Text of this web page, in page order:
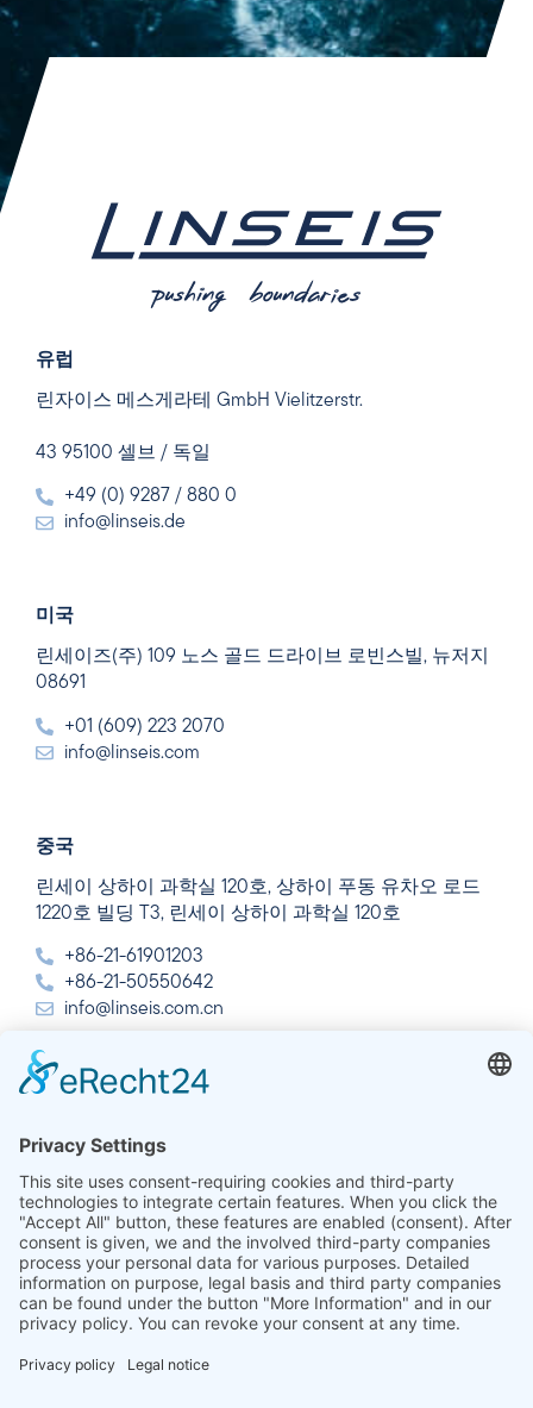
유럽
린자이스 메스게라테 GmbH Vielitzerstr.
43 95100 셀브 / 독일
+49 (0) 9287 / 880 0
info@linseis.de
미국
린세이즈(주) 109 노스 골드 드라이브 로빈스빌, 뉴저지
08691
+01 (609) 223 2070
info@linseis.com
중국
린세이 상하이 과학실 120호, 상하이 푸동 유차오 로드
1220호 빌딩 T3, 린세이 상하이 과학실 120호
+86-21-61901203
+86-21-50550642
info@linseis.com.cn
린세이즈 열 분석 인도 주식회사 플롯 65, 2층, 사이 엔
+91-11-42883851
sales@linseis.in